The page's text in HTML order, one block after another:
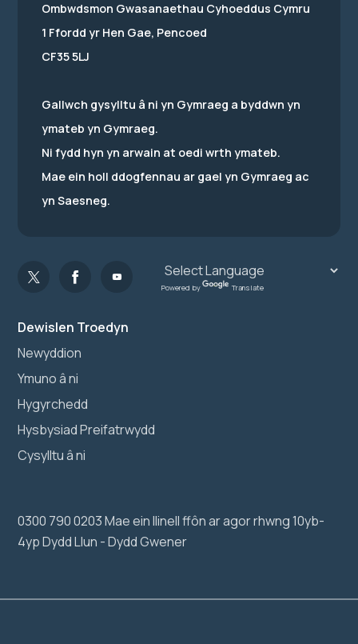
Dewislen Troedyn
Newyddion
Ymuno â ni
Hygyrchedd
Hysbysiad Preifatrwydd
Cysylltu â ni
0300 790 0203 Mae ein llinell ffôn ar agor rhwng 10yb-
4yp Dydd Llun - Dydd Gwener
Ombwdsmon Gwasanaethau Cyhoeddus Cymru
1 Ffordd yr Hen Gae, Pencoed
CF35 5LJ
Gallwch gysylltu â ni yn Gymraeg a byddwn yn
ymateb yn Gymraeg.
Ni fydd hyn yn arwain at oedi wrth ymateb.
Mae ein holl ddogfennau ar gael yn Gymraeg ac
yn Saesneg.
Powered by Translate